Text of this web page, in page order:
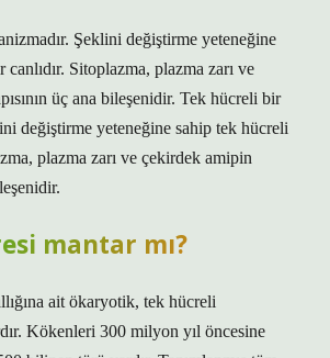
Şeklini değiştirme yeteneğine
Sitoplazma, plazma zarı ve
üç ana bileşenidir. Tek hücreli bir
değiştirme yeteneğine sahip tek hücreli
plazma zarı ve çekirdek amipin
mantar mı?
ait ökaryotik, tek hücreli
Kökenleri 300 milyon yıl öncesine